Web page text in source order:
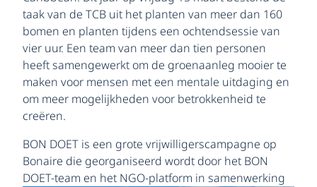
taak van de TCB uit het planten van meer dan 160
bomen en planten tijdens een ochtendsessie van
vier uur. Een team van meer dan tien personen
heeft samengewerkt om de groenaanleg mooier te
maken voor mensen met een mentale uitdaging en
om meer mogelijkheden voor betrokkenheid te
creëren.
BON DOET is een grote vrijwilligerscampagne op
Bonaire die georganiseerd wordt door het BON
DOET-team en het NGO-platform in samenwerking